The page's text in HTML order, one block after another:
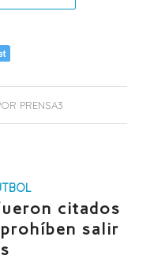
PRENSA3
citados
salir